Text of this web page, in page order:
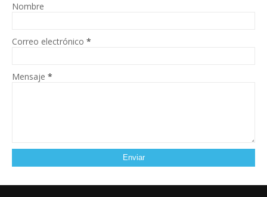
Nombre
Correo electrónico *
Mensaje *